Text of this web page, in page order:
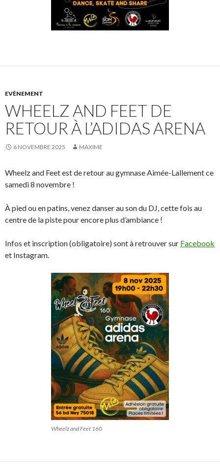
EVÈNEMENT
WHEELZ AND FEET DE
RETOUR À L’ADIDAS ARENA
6 NOVEMBRE 2025 MAXIME
Wheelz and Feet est de retour au gymnase Aimée-Lallement ce
samedi 8 novembre !
À pied ou en patins, venez danser au son du DJ, cette fois au
centre de la piste pour encore plus d’ambiance !
Infos et inscription (obligatoire) sont à retrouver sur Facebook
et Instagram.
Wheelz and Feet 160